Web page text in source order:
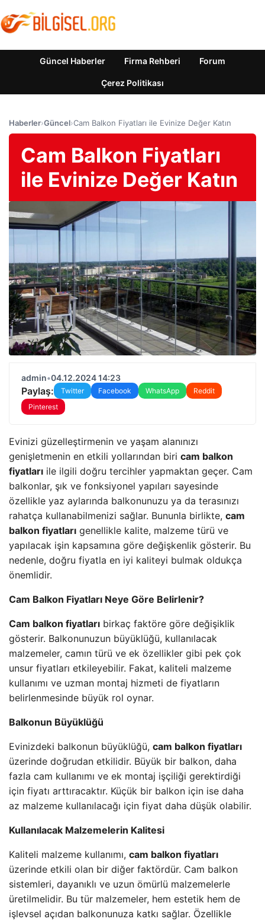
Güncel Haberler Firma Rehberi Forum
Çerez Politikası
Haberler›Güncel›Cam Balkon Fiyatları ile Evinize Değer Katın
Cam Balkon Fiyatları
ile Evinize Değer Katın
admin•04.12.2024 14:23
Paylaş: Twitter Facebook WhatsApp
Reddit
Pinterest
Evinizi güzelleştirmenin ve yaşam alanınızı
genişletmenin en etkili yollarından biri cam balkon
fiyatları ile ilgili doğru tercihler yapmaktan geçer. Cam
balkonlar, şık ve fonksiyonel yapıları sayesinde
özellikle yaz aylarında balkonunuzu ya da terasınızı
rahatça kullanabilmenizi sağlar. Bununla birlikte, cam
balkon fiyatları genellikle kalite, malzeme türü ve
yapılacak işin kapsamına göre değişkenlik gösterir. Bu
nedenle, doğru fiyatla en iyi kaliteyi bulmak oldukça
önemlidir.
Cam Balkon Fiyatları Neye Göre Belirlenir?
Cam balkon fiyatları birkaç faktöre göre değişiklik
gösterir. Balkonunuzun büyüklüğü, kullanılacak
malzemeler, camın türü ve ek özellikler gibi pek çok
unsur fiyatları etkileyebilir. Fakat, kaliteli malzeme
kullanımı ve uzman montaj hizmeti de fiyatların
belirlenmesinde büyük rol oynar.
Balkonun Büyüklüğü
Evinizdeki balkonun büyüklüğü, cam balkon fiyatları
üzerinde doğrudan etkilidir. Büyük bir balkon, daha
fazla cam kullanımı ve ek montaj işçiliği gerektirdiği
için fiyatı arttıracaktır. Küçük bir balkon için ise daha
az malzeme kullanılacağı için fiyat daha düşük olabilir.
Kullanılacak Malzemelerin Kalitesi
Kaliteli malzeme kullanımı, cam balkon fiyatları
üzerinde etkili olan bir diğer faktördür. Cam balkon
sistemleri, dayanıklı ve uzun ömürlü malzemelerle
üretilmelidir. Bu tür malzemeler, hem estetik hem de
işlevsel açıdan balkonunuza katkı sağlar. Özellikle